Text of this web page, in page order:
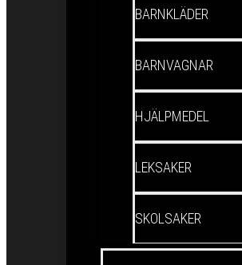
BARNKLÄDER
BARNVAGNAR
HJÄLPMEDEL
LEKSAKER
SKOLSAKER